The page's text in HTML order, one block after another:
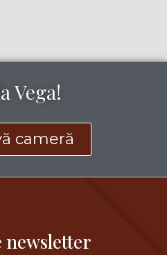
Vega!
cameră
newsletter